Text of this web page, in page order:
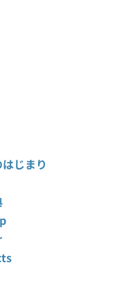
じまり